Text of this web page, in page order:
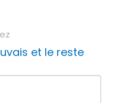
et le reste